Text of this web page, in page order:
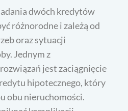
dwóch kredytów
różnorodne i zależą od
oraz sytuacji
Jednym z
jest zaciągnięcie
hipotecznego, który
obu nieruchomości.